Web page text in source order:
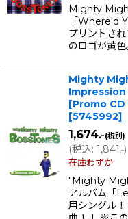
Mighty
「Where'd
プリントさ
のロゴが黄
Mighty
[Promo CD
[5745992]
1,674.-(税別)
(税込: 1,841.-)
在庫わずか
"Mighty
アルバム「
用シングル